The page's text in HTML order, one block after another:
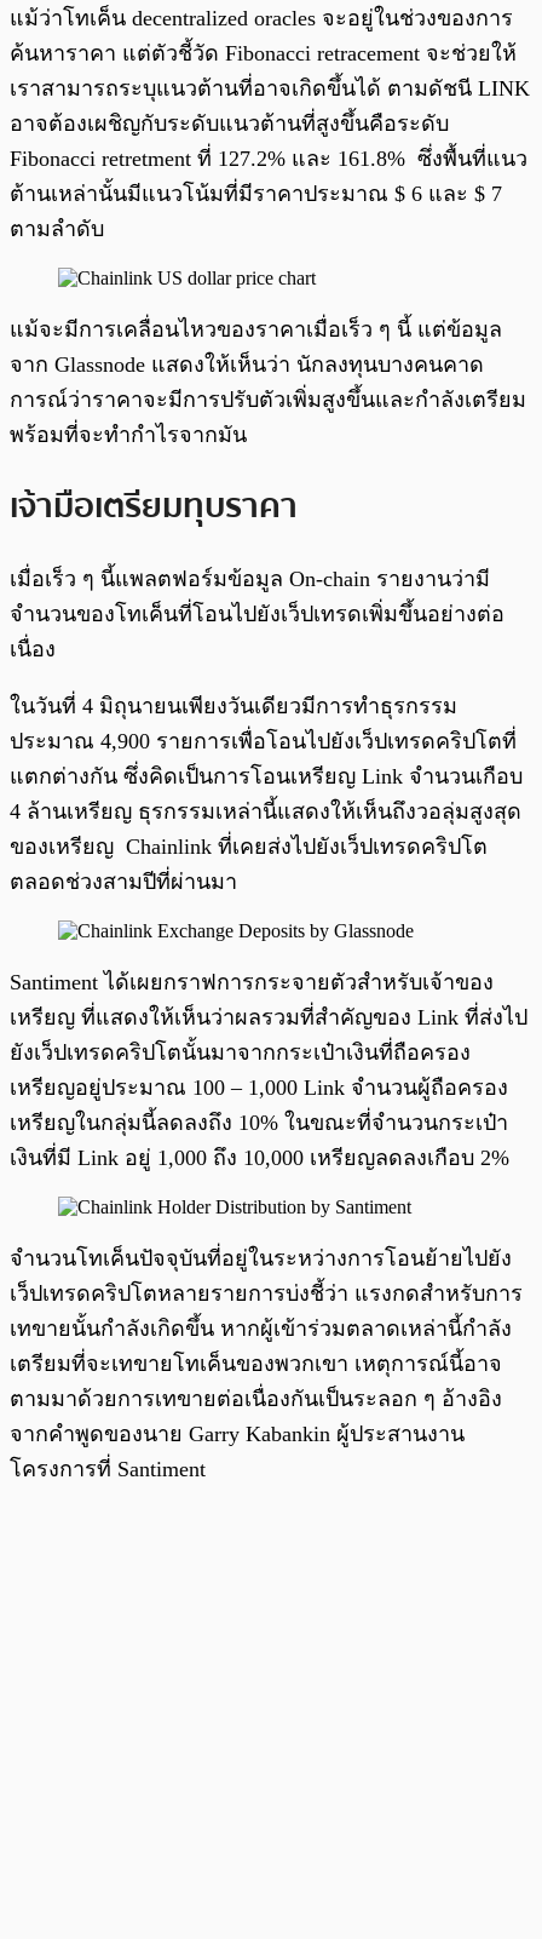
แม้ว่าโทเค็น decentralized oracles จะอยู่ในช่วงของการ
ค้นหาราคา แต่ตัวชี้วัด Fibonacci retracement จะช่วยให้
เราสามารถระบุแนวต้านที่อาจเกิดขึ้นได้ ตามดัชนี LINK
อาจต้องเผชิญกับระดับแนวต้านที่สูงขึ้นคือระดับ
Fibonacci retretment ที่ 127.2% และ 161.8% ซึ่งพื้นที่แนว
ต้านเหล่านั้นมีแนวโน้มที่มีราคาประมาณ $ 6 และ $ 7
ตามลำดับ
แม้จะมีการเคลื่อนไหวของราคาเมื่อเร็ว ๆ นี้ แต่ข้อมูล
จาก Glassnode แสดงให้เห็นว่า นักลงทุนบางคนคาด
การณ์ว่าราคาจะมีการปรับตัวเพิ่มสูงขึ้นและกำลังเตรียม
พร้อมที่จะทำกำไรจากมัน
เจ้ามือเตรียมทุบราคา
เมื่อเร็ว ๆ นี้แพลตฟอร์มข้อมูล On-chain รายงานว่ามี
จำนวนของโทเค็นที่โอนไปยังเว็ปเทรดเพิ่มขึ้นอย่างต่อ
เนื่อง
ในวันที่ 4 มิถุนายนเพียงวันเดียวมีการทำธุรกรรม
ประมาณ 4,900 รายการเพื่อโอนไปยังเว็ปเทรดคริปโตที่
แตกต่างกัน ซึ่งคิดเป็นการโอนเหรียญ Link จำนวนเกือบ
4 ล้านเหรียญ ธุรกรรมเหล่านี้แสดงให้เห็นถึงวอลุ่มสูงสุด
ของเหรียญ Chainlink ที่เคยส่งไปยังเว็ปเทรดคริปโต
ตลอดช่วงสามปีที่ผ่านมา
Santiment ได้เผยกราฟการกระจายตัวสำหรับเจ้าของ
เหรียญ ที่แสดงให้เห็นว่าผลรวมที่สำคัญของ Link ที่ส่งไป
ยังเว็ปเทรดคริปโตนั้นมาจากกระเป๋าเงินที่ถือครอง
เหรียญอยู่ประมาณ 100 – 1,000 Link จำนวนผู้ถือครอง
เหรียญในกลุ่มนี้ลดลงถึง 10% ในขณะที่จำนวนกระเป๋า
เงินที่มี Link อยู่ 1,000 ถึง 10,000 เหรียญลดลงเกือบ 2%
จำนวนโทเค็นปัจจุบันที่อยู่ในระหว่างการโอนย้ายไปยัง
เว็ปเทรดคริปโตหลายรายการบ่งชี้ว่า แรงกดสำหรับการ
เทขายนั้นกำลังเกิดขึ้น หากผู้เข้าร่วมตลาดเหล่านี้กำลัง
เตรียมที่จะเทขายโทเค็นของพวกเขา เหตุการณ์นี้อาจ
ตามมาด้วยการเทขายต่อเนื่องกันเป็นระลอก ๆ อ้างอิง
จากคำพูดของนาย Garry Kabankin ผู้ประสานงาน
โครงการที่ Santiment